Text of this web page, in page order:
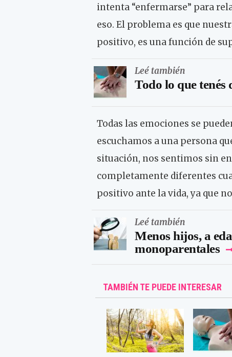
intenta “enfermarse” para
eso. El problema es que
positivo, es una función de
Leé también
Todo lo que tenés
Todas las emociones se
escuchamos a una persona
situación, nos sentimos sin
completamente diferentes
positivo ante la vida, ya que
Leé también
Menos hijos, a
monoparentales
TAMBIÉN TE PUEDE INTERESAR